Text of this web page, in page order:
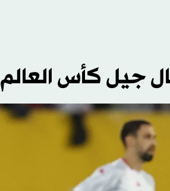
جيل كأس العالم